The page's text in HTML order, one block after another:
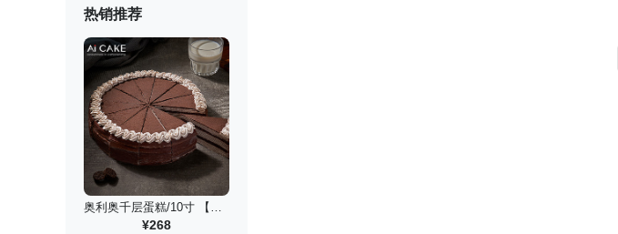
热销推荐
奥利奥千层蛋糕/10寸 【冷冻锁鲜】
¥268